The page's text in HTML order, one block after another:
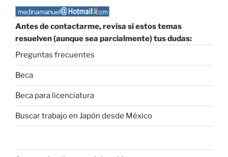
Antes de contactarme, revisa si estos temas
resuelven (aunque sea parcialmente) tus dudas:
Preguntas frecuentes
Beca
Beca para licenciatura
Buscar trabajo en Japón desde México